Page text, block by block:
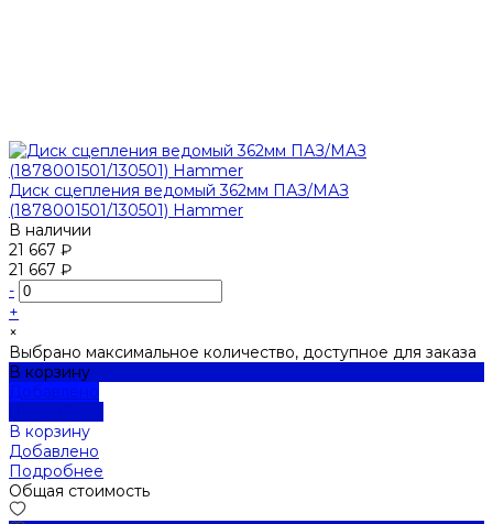
Диск сцепления ведомый 362мм ПАЗ/МАЗ
(1878001501/130501) Hammer
В наличии
21 667 ₽
21 667 ₽
-
+
×
Выбрано максимальное количество, доступное для заказа
В корзину
Добавлено
В корзину
Добавлено
Подробнее
Общая стоимость